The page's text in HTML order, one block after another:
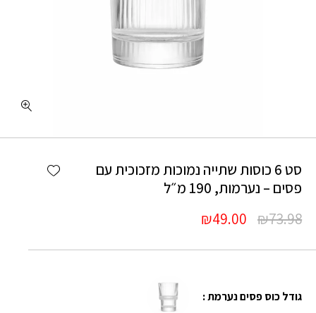
wishlist
סט 6 כוסות שתייה נמוכות מזכוכית עם
פסים – נערמות, 190 מ״ל
₪73.98
המחיר
היה:
₪49.00 המחיר
הוא:
גודל כוס פסים נערמת :